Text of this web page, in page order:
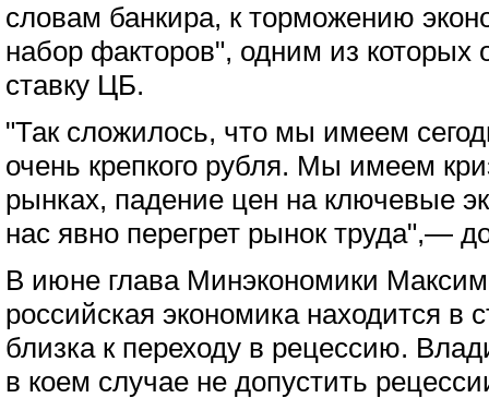
словам банкира, к торможению
набор факторов", одним из которых
ставку ЦБ.
"Так сложилось, что мы имеем
очень крепкого рубля. Мы имеем
рынках, падение цен на ключевые
нас явно перегрет рынок труда",—
В июне глава Минэкономики
российская экономика находится в
близка к переходу в рецессию.
в коем случае не допустить